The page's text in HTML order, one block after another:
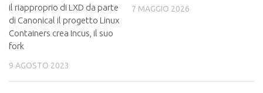
il riapproprio di LXD da parte
di Canonical il progetto Linux
Containers crea Incus, il suo
fork
9 AGOSTO 2023
7 MAGGIO 2026